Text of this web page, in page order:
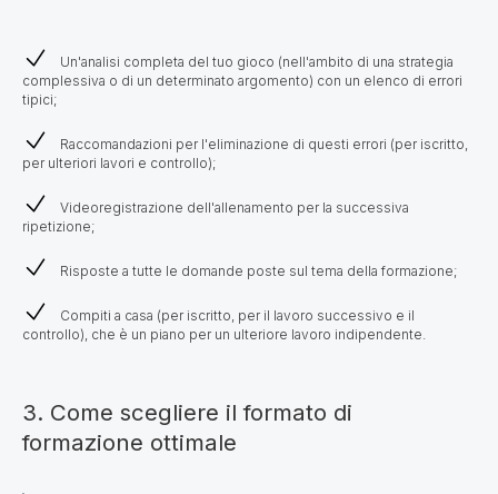
Un'analisi completa del tuo gioco (nell'ambito di una strategia
complessiva o di un determinato argomento) con un elenco di errori
tipici;
Raccomandazioni per l'eliminazione di questi errori (per iscritto,
per ulteriori lavori e controllo);
Videoregistrazione dell'allenamento per la successiva
ripetizione;
Risposte a tutte le domande poste sul tema della formazione;
Compiti a casa (per iscritto, per il lavoro successivo e il
controllo), che è un piano per un ulteriore lavoro indipendente.
3. Come scegliere il formato di
formazione ottimale